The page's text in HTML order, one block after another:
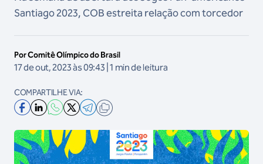
Santiago 2023, COB estreita relação com torcedor
Por Comitê Olímpico do Brasil
17 de out, 2023 às 09:43 | 1 min de leitura
COMPARTILHE VIA: